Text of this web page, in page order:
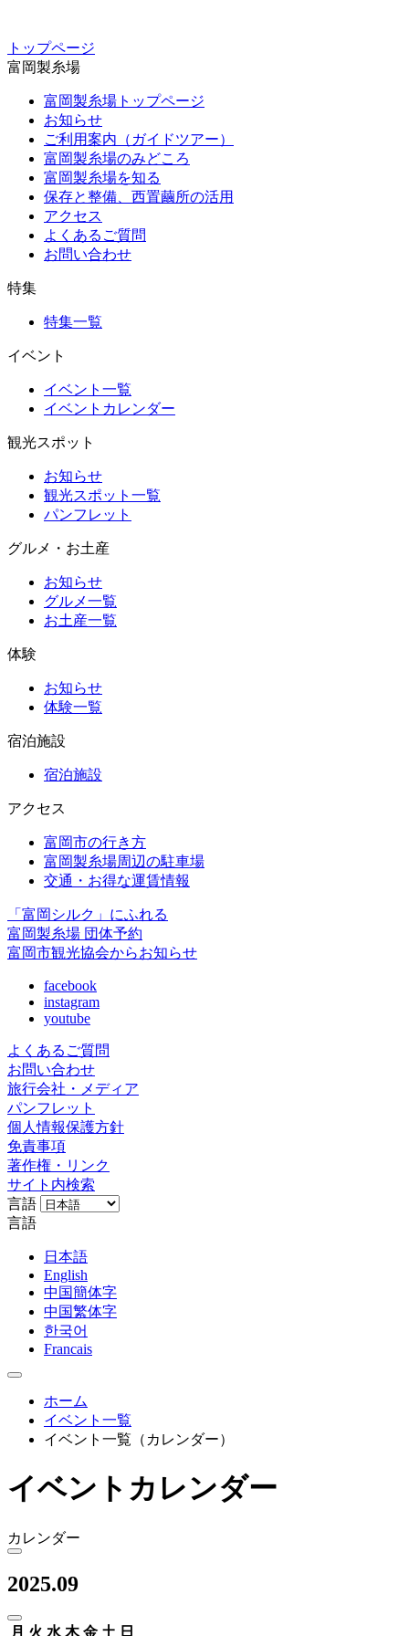
トップページ
富岡製糸場
富岡製糸場トップページ
お知らせ
ご利用案内（ガイドツアー）
富岡製糸場のみどころ
富岡製糸場を知る
保存と整備、西置繭所の活用
アクセス
よくあるご質問
お問い合わせ
特集
特集一覧
イベント
イベント一覧
イベントカレンダー
観光スポット
お知らせ
観光スポット一覧
パンフレット
グルメ・お土産
お知らせ
グルメ一覧
お土産一覧
体験
お知らせ
体験一覧
宿泊施設
宿泊施設
アクセス
富岡市の行き方
富岡製糸場周辺の駐車場
交通・お得な運賃情報
「富岡シルク」にふれる
富岡製糸場 団体予約
富岡市観光協会からお知らせ
facebook
instagram
youtube
よくあるご質問
お問い合わせ
旅行会社・メディア
パンフレット
個人情報保護方針
免責事項
著作権・リンク
サイト内検索
言語
言語
日本語
English
中国簡体字
中国繁体字
한국어
Francais
ホーム
イベント一覧
イベント一覧（カレンダー）
イベントカレンダー
カレンダー
2025.09
月 火 水 木 金 土 日